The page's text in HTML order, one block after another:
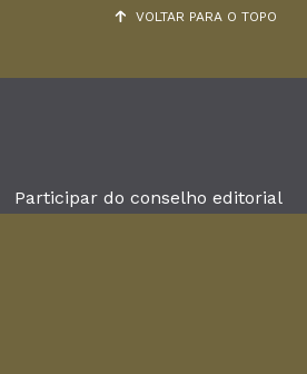
VOLTAR PARA O TOPO
Participar do conselho editorial